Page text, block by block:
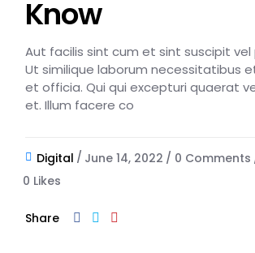
Know
Aut facilis sint cum et sint suscipit
Ut similique laborum necessitatibus
et officia. Qui qui excepturi quaerat
et. Illum facere co
Digital June 14, 2022 0 Comments
0 Likes
Share